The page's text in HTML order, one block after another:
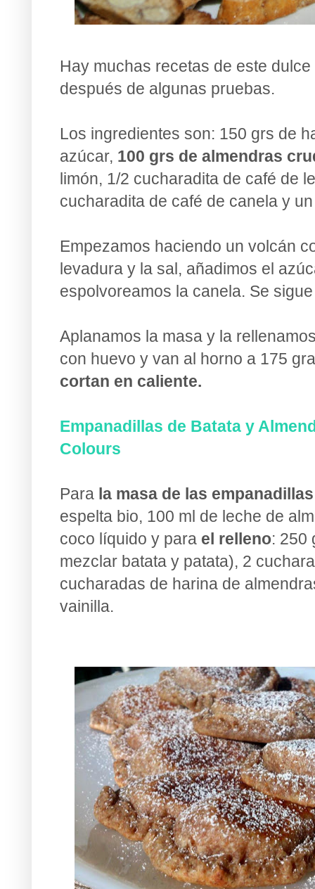
Hay muchas recetas de este
después de algunas pruebas.
Los ingredientes son: 150 grs de
azúcar, 100 grs de almendras
limón, 1/2 cucharadita de café de
cucharadita de café de canela y
Empezamos haciendo un volcán
levadura y la sal, añadimos el
espolvoreamos la canela. Se
Aplanamos la masa y la
con huevo y van al horno a 175
cortan en caliente.
Empanadillas de Batata y
Colours
Para la masa de las empanadillas
espelta bio, 100 ml de leche de
coco líquido y para el relleno: 250
mezclar batata y patata), 2
cucharadas de harina de
vainilla.